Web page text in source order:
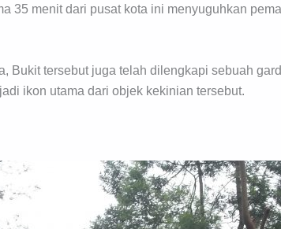
35 menit dari pusat kota ini menyuguhkan
Bukit tersebut juga telah dilengkapi sebuah
ikon utama dari objek kekinian tersebut.